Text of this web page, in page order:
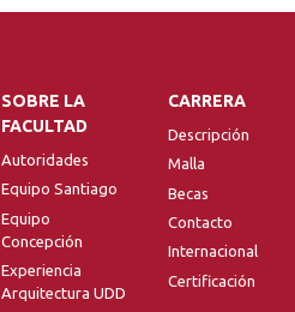
SOBRE LA
FACULTAD
Autoridades
Equipo Santiago
Equipo
Concepción
Experiencia
Arquitectura UDD
CARRERA
Descripción
Malla
Becas
Contacto
Internacional
Certificación